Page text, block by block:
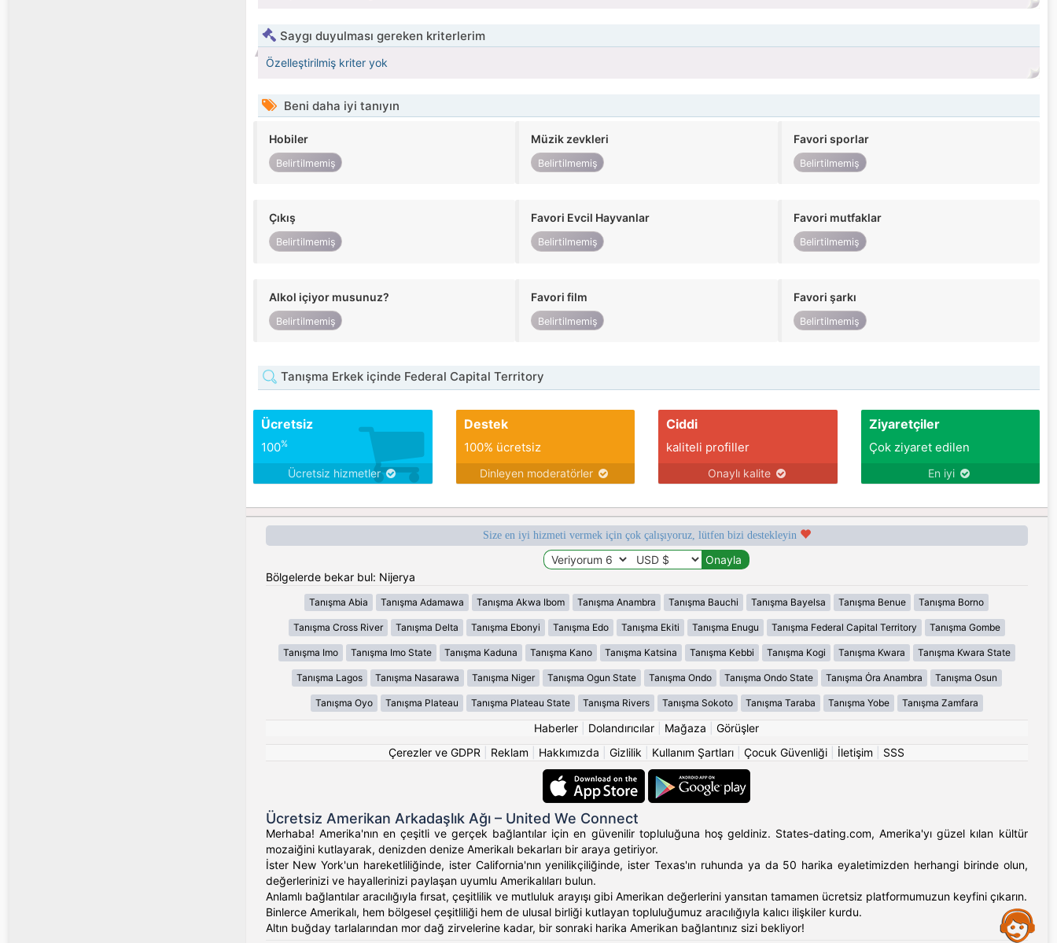
Saygı duyulması gereken kriterlerim
Özelleştirilmiş kriter yok
Beni daha iyi tanıyın
Hobiler
Belirtilmemiş
Müzik zevkleri
Belirtilmemiş
Favori sporlar
Belirtilmemiş
Çıkış
Belirtilmemiş
Favori Evcil Hayvanlar
Belirtilmemiş
Favori mutfaklar
Belirtilmemiş
Alkol içiyor musunuz?
Belirtilmemiş
Favori film
Belirtilmemiş
Favori şarkı
Belirtilmemiş
Tanışma Erkek içinde Federal Capital Territory
Ücretsiz
100%
Ücretsiz hizmetler
Destek
100% ücretsiz
Dinleyen moderatörler
Ciddi
kaliteli profiller
Onaylı kalite
Ziyaretçiler
Çok ziyaret edilen
En iyi
Size en iyi hizmeti vermek için çok çalışıyoruz, lütfen bizi destekleyin
Bölgelerde bekar bul: Nijerya
Tanışma Abia Tanışma Adamawa Tanışma Akwa Ibom Tanışma Anambra Tanışma Bauchi Tanışma Bayelsa Tanışma Benue Tanışma Borno
Tanışma Cross River Tanışma Delta Tanışma Ebonyi Tanışma Edo Tanışma Ekiti Tanışma Enugu Tanışma Federal Capital Territory Tanışma Gombe
Tanışma Imo Tanışma Imo State Tanışma Kaduna Tanışma Kano Tanışma Katsina Tanışma Kebbi Tanışma Kogi Tanışma Kwara Tanışma Kwara State
Tanışma Lagos Tanışma Nasarawa Tanışma Niger Tanışma Ogun State Tanışma Ondo Tanışma Ondo State Tanışma Ȯra Anambra Tanışma Osun
Tanışma Oyo Tanışma Plateau Tanışma Plateau State Tanışma Rivers Tanışma Sokoto Tanışma Taraba Tanışma Yobe Tanışma Zamfara
Haberler Dolandırıcılar Mağaza
Görüşler
Çerezler ve GDPR
Reklam Hakkımızda Gizlilik Kullanım Şartları Çocuk Güvenliği İletişim SSS
Ücretsiz Amerikan Arkadaşlık Ağı – United We Connect
Merhaba! Amerika'nın en çeşitli ve gerçek bağlantılar için en güvenilir topluluğuna hoş geldiniz. States-dating.com, Amerika'yı güzel kılan kültür
mozaiğini kutlayarak, denizden denize Amerikalı bekarları bir araya getiriyor.
İster New York'un hareketliliğinde, ister California'nın yenilikçiliğinde, ister Texas'ın ruhunda ya da 50 harika eyaletimizden herhangi birinde olun,
değerlerinizi ve hayallerinizi paylaşan uyumlu Amerikalıları bulun.
Anlamlı bağlantılar aracılığıyla fırsat, çeşitlilik ve mutluluk arayışı gibi Amerikan değerlerini yansıtan tamamen ücretsiz platformumuzun keyfini çıkarın.
Binlerce Amerikalı, hem bölgesel çeşitliliği hem de ulusal birliği kutlayan topluluğumuz aracılığıyla kalıcı ilişkiler kurdu.
Altın buğday tarlalarından mor dağ zirvelerine kadar, bir sonraki harika Amerikan bağlantınız sizi bekliyor!
Assistance